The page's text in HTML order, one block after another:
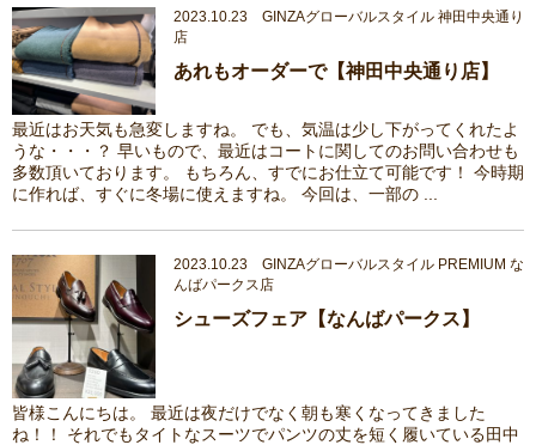
2023.10.23 GINZAグローバルスタイル 神田中央通り
店
あれもオーダーで【神田中央通り店】
最近はお天気も急変しますね。 でも、気温は少し下がってくれたよ
うな・・・？ 早いもので、最近はコートに関してのお問い合わせも
多数頂いております。 もちろん、すでにお仕立て可能です！ 今時期
に作れば、すぐに冬場に使えますね。 今回は、一部の ...
2023.10.23 GINZAグローバルスタイル PREMIUM な
んばパークス店
シューズフェア【なんばパークス】
皆様こんにちは。 最近は夜だけでなく朝も寒くなってきました
ね！！ それでもタイトなスーツでパンツの丈を短く履いている田中